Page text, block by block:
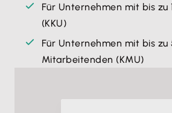
Für Unternehmen mit bis
(KKU)
Für Unternehmen mit bis zu
Mitarbeitenden (KMU)